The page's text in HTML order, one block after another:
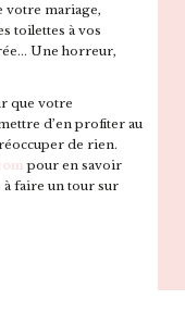
votre mariage,
toilettes à vos
Une horreur,
que votre
d’en profiter au
de rien.
pour en savoir
à faire un tour sur